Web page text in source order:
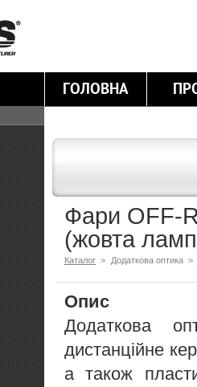
ГОЛОВНА
Фари OFF-
(жовта
Каталог > Додаткова оптика >
Опис
Додаткова
дистанційне
а також